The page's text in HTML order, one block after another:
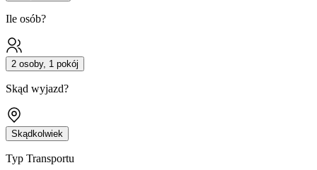
Ile osób?
2 osoby, 1 pokój
Skąd wyjazd?
Skądkolwiek
Typ Transportu